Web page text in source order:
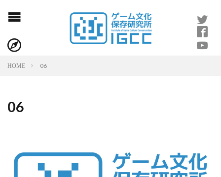
HOME 06
06